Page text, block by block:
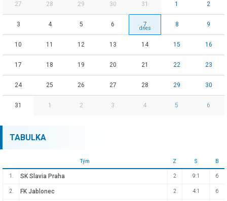
27 28 29 30 31 1 2
3 4 5 6 7 8 9
10 11 12 13 14 15 16
17 18 19 20 21 22 23
24 25 26 27 28 29 30
31 1 2 3 4 5 6
TABULKA
Tým Z S B
1. SK Slavia Praha 2 9:1 6
2. FK Jablonec 2 4:1 6